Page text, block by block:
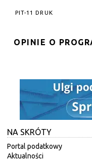
PIT-11 DRUK
OPINIE O
NA SKRÓTY
Portal podatkowy
Aktualności